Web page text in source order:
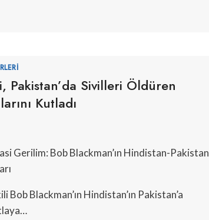
Pakistan’da Sivilleri Öldüren
Kutladı
Gerilim: Bob Blackman’ın Hindistan-Pakistan
Blackman’ın Hindistan’ın Pakistan’a